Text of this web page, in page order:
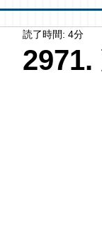
2971.
読了時間: 4分